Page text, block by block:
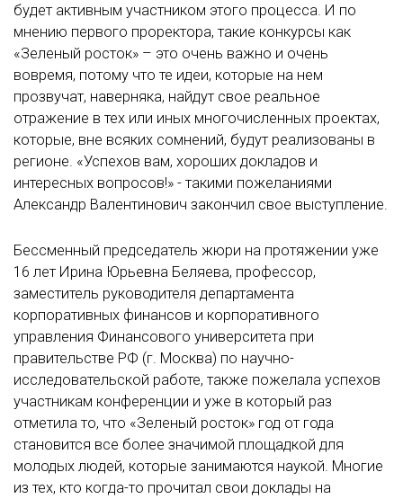
будет активным участником этого процесса. И по
мнению первого проректора, такие конкурсы как
«Зеленый росток» – это очень важно и очень
вовремя, потому что те идеи, которые на нем
прозвучат, наверняка, найдут свое реальное
отражение в тех или иных многочисленных проектах,
которые, вне всяких сомнений, будут реализованы в
регионе. «Успехов вам, хороших докладов и
интересных вопросов!» - такими пожеланиями
Александр Валентинович закончил свое выступление.
Бессменный председатель жюри на протяжении уже
16 лет Ирина Юрьевна Беляева, профессор,
заместитель руководителя департамента
корпоративных финансов и корпоративного
управления Финансового университета при
правительстве РФ (г. Москва) по научно-
исследовательской работе, также пожелала успехов
участникам конференции и уже в который раз
отметила то, что «Зеленый росток» год от года
становится все более значимой площадкой для
молодых людей, которые занимаются наукой. Многие
из тех, кто когда-то прочитал свои доклады на